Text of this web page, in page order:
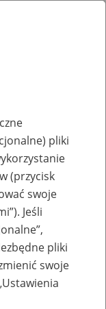
życia do
pliki
(przycisk
swoje
Jeśli
pliki
swoje